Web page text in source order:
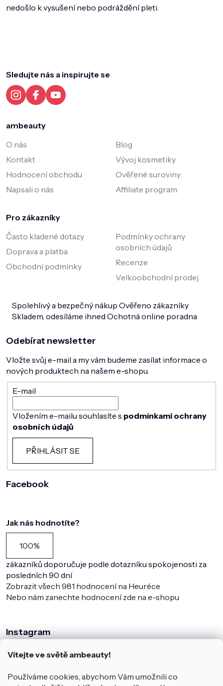
Vítejte ve světě ambeauty!
Používáme cookies, abychom Vám umožnili co
nedošlo k vysušení nebo podráždění pleti.
Sledujte nás a inspirujte se
ambeauty
O nás
Kontakt
Hodnocení obchodu
Napsali o nás
Blog
Vývoj kosmetiky
Ověřené suroviny
Affiliate program
Pro zákazníky
Často kladené dotazy
Doprava a platba
Obchodní podmínky
Podmínky ochrany
osobních údajů
Recenze
Velkoobchodní prodej
Spolehlivý a bezpečný nákup Ověřeno zákazníky
Skladem, odesíláme ihned Ochotná online poradna
Odebírat newsletter
Vložte svůj e-mail a my vám budeme zasílat informace o
nových produktech na našem e-shopu.
E-mail
Vložením e-mailu souhlasíte s podmínkami ochrany
osobních údajů
PŘIHLÁSIT SE
Facebook
Jak nás hodnotíte?
100%
zákazníků doporučuje podle dotazníku spokojenosti za
posledních 90 dní
Zobrazit všech 981 hodnocení na Heuréce
Nebo nám zanechte hodnocení zde na e-shopu
Instagram